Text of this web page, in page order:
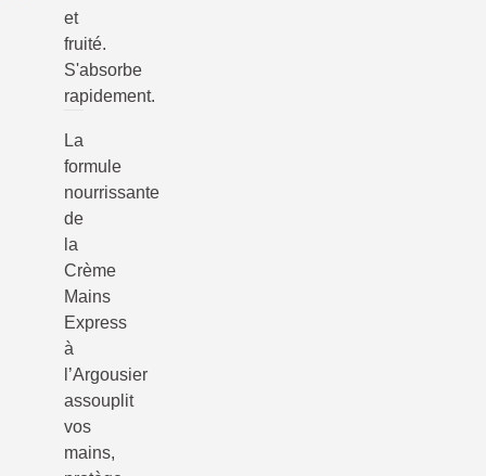
et
fruité.
S'absorbe
rapidement.
La
formule
nourrissante
de
la
Crème
Mains
Express
à
l’Argousier
assouplit
vos
mains,